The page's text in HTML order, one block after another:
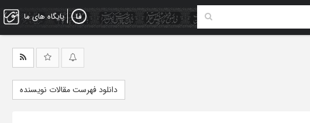
پایگاه های ما
دانلود فهرست مقالات نویسنده